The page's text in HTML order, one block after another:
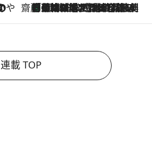
齋藤 薫 美容脳ルネサンス
2026.8.6
「荷物が増えるほど旅ストレスは増す」美容ジャーナリストがたどり着いた最終結論。“化粧品を劇的に減らす”感動の凝縮美容とは
連載 TOP